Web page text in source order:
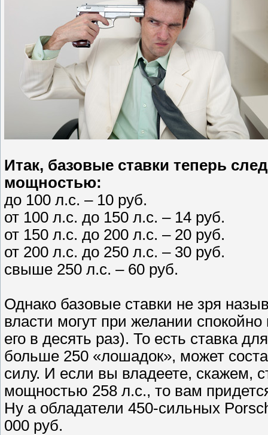
Итак, базовые ставки теперь
мощностью:
до 100 л.с. – 10 руб.
от 100 л.с. до 150 л.с. – 14 руб.
от 150 л.с. до 200 л.с. – 20 руб.
от 200 л.с. до 250 л.с. – 30 руб.
свыше 250 л.с. – 60 руб.
Однако базовые ставки не зря
власти могут при желании
его в десять раз). То есть ставка
больше 250 «лошадок», может
силу. И если вы владеете, скажем,
мощностью 258 л.с., то вам
Ну а обладатели 450-сильных
000 руб.